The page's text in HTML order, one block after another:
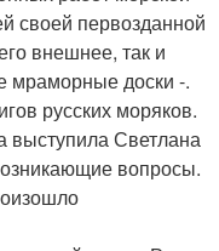
своей первозданной
внешнее, так и
мраморные доски -.
русских моряков.
выступила Светлана
вопросы.